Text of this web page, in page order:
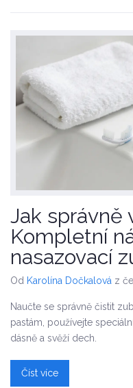
Jak správně
Kompletní
nasazovací
Od Karolína Dočkalová z
Naučte se správně čistit
pastám, používejte
dásně a svěží dech.
Číst více